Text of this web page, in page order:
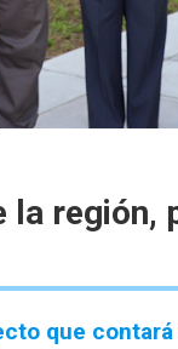
la región,
que